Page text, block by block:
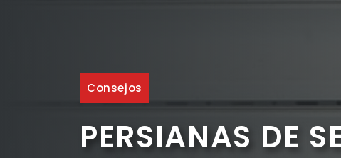
Consejos
PERSIANAS DE